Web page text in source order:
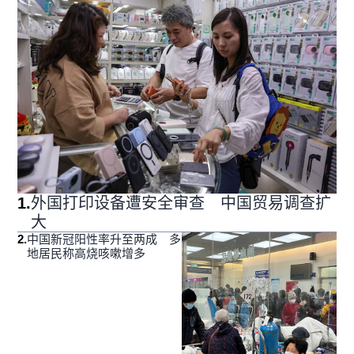
1.外国打印设备遭安全审查 中国贸易调查扩
大
2.中国新冠阳性率升至两成 多
地居民称高烧咳嗽增多